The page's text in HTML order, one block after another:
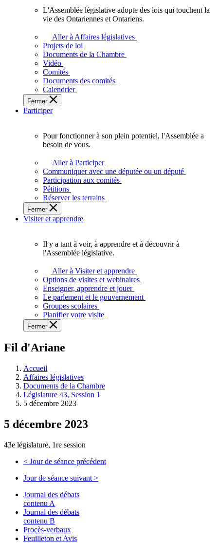
l'Ontario.
L'Assemblée
adopte
touchent
des
Ontariennes
et
L'Assemblée législative adopte des lois qui touchent la
vie des Ontariennes et Ontariens.
Aller à Affaires législatives
Projets de loi
Documents de la Chambre
Vidéo
Comités
Documents des comités
Calendrier
Fermer
Participer
plein
potentiel,
l'Assemblée
a
besoin
de
Pour fonctionner à son plein potentiel, l'Assemblée a
besoin de vous.
Aller à Participer
Communiquer avec une députée ou un député
Participation aux comités
Pétitions
Réserver les terrains
Fermer
Visiter et apprendre
voir,
apprendre
et
à
à
législative.
Il y a tant à voir, à apprendre et à découvrir à
l'Assemblée législative.
Aller à Visiter et apprendre
Options de visites et webinaires
Enseigner, apprendre et jouer
Le parlement et le gouvernement
Groupes scolaires
Planifier votre visite
Fermer
Fil d'Ariane
Accueil
Affaires législatives
Documents de la Chambre
Législature 43, Session 1
5 décembre 2023
5 décembre 2023
43e législature, 1re session
< Jour de séance précédent
Jour de séance suivant >
Journal des débats
contenu A
Journal des débats
contenu B
Procès-verbaux
Feuilleton et Avis